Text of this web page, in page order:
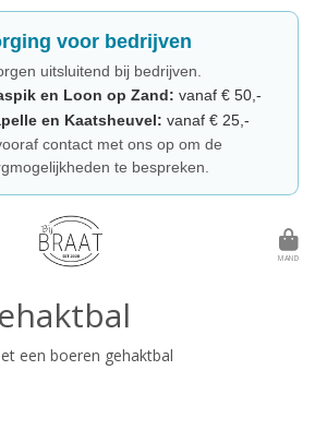
voor bedrijven
uitsluitend bij bedrijven.
en Loon op Zand: vanaf € 50,-
en Kaatsheuvel: vanaf € 25,-
contact met ons op om de
te bespreken.
MAND
een boeren gehaktbal